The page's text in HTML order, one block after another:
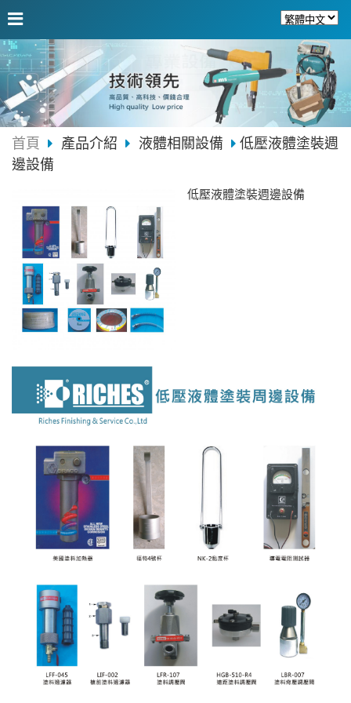
首頁 產品介紹 液體相關設備
低壓液體塗裝週
邊設備
低壓液體塗裝週邊設備